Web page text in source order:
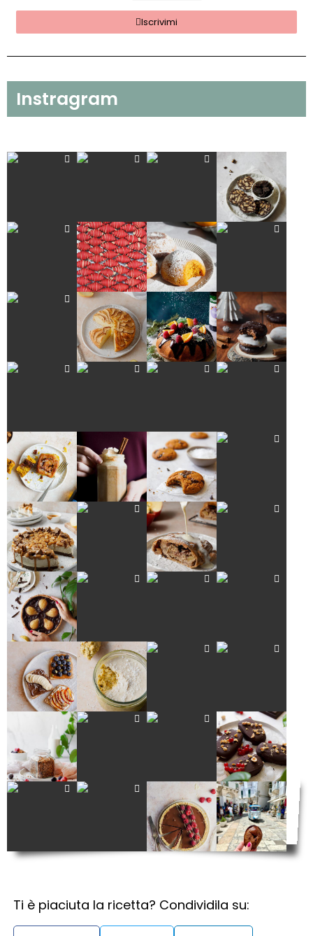
Iscrivimi
Instragram
Ti è piaciuta la ricetta? Condividila su: